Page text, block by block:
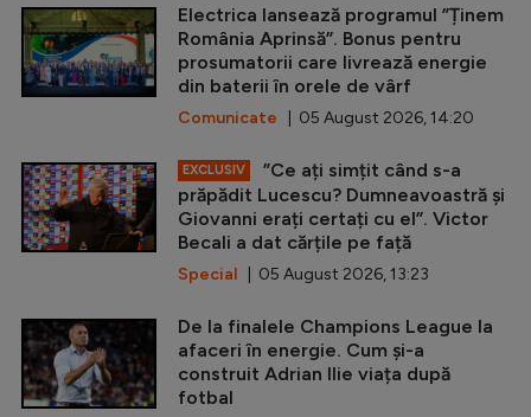
Electrica lansează programul ”Ținem
România Aprinsă”. Bonus pentru
prosumatorii care livrează energie
din baterii în orele de vârf
Comunicate | 05 August 2026, 14:20
EXCLUSIV
”Ce ați simțit când s-a
prăpădit Lucescu? Dumneavoastră și
Giovanni erați certați cu el”. Victor
Becali a dat cărțile pe față
Special | 05 August 2026, 13:23
De la finalele Champions League la
afaceri în energie. Cum și-a
construit Adrian Ilie viața după
fotbal